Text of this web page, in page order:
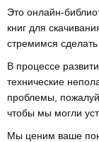
Это онлайн-
книг для
стремимся
В процессе
технические
проблемы,
чтобы мы могли
Мы ценим ваше